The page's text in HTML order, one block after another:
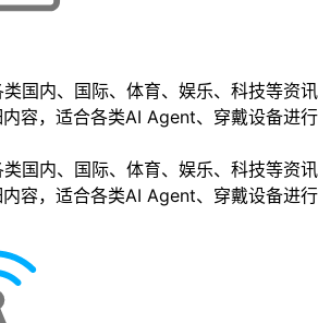
国内、国际、体育、娱乐、科技等资讯
容，适合各类AI Agent、穿戴设备进行
国内、国际、体育、娱乐、科技等资讯
容，适合各类AI Agent、穿戴设备进行